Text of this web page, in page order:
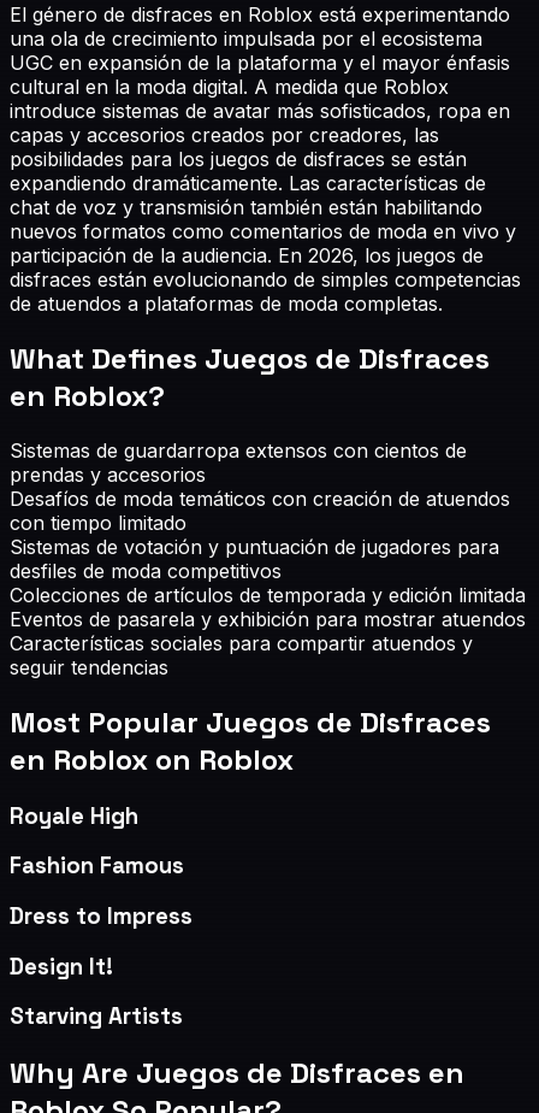
El género de disfraces en Roblox está experimentando
una ola de crecimiento impulsada por el ecosistema
UGC en expansión de la plataforma y el mayor énfasis
cultural en la moda digital. A medida que Roblox
introduce sistemas de avatar más sofisticados, ropa en
capas y accesorios creados por creadores, las
posibilidades para los juegos de disfraces se están
expandiendo dramáticamente. Las características de
chat de voz y transmisión también están habilitando
nuevos formatos como comentarios de moda en vivo y
participación de la audiencia. En 2026, los juegos de
disfraces están evolucionando de simples competencias
de atuendos a plataformas de moda completas.
What Defines Juegos de Disfraces
en Roblox?
Sistemas de guardarropa extensos con cientos de
prendas y accesorios
Desafíos de moda temáticos con creación de atuendos
con tiempo limitado
Sistemas de votación y puntuación de jugadores para
desfiles de moda competitivos
Colecciones de artículos de temporada y edición limitada
Eventos de pasarela y exhibición para mostrar atuendos
Características sociales para compartir atuendos y
seguir tendencias
Most Popular Juegos de Disfraces
en Roblox on Roblox
Royale High
Fashion Famous
Dress to Impress
Design It!
Starving Artists
Why Are Juegos de Disfraces en